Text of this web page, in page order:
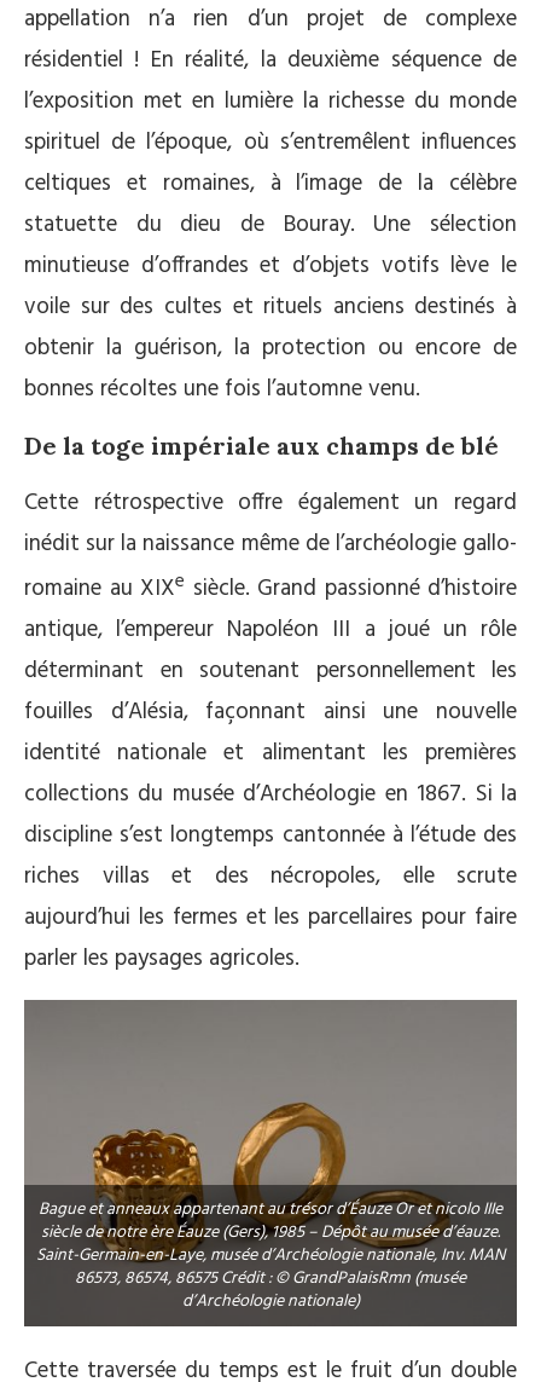
appellation n’a rien d’un projet de complexe
résidentiel ! En réalité, la deuxième séquence de
l’exposition met en lumière la richesse du monde
spirituel de l’époque, où s’entremêlent influences
celtiques et romaines, à l’image de la célèbre
statuette du dieu de Bouray. Une sélection
minutieuse d’offrandes et d’objets votifs lève le
voile sur des cultes et rituels anciens destinés à
obtenir la guérison, la protection ou encore de
bonnes récoltes une fois l’automne venu.
De la toge impériale aux champs de blé
Cette rétrospective offre également un regard
inédit sur la naissance même de l’archéologie gallo-
romaine au XIXe siècle. Grand passionné d’histoire
antique, l’empereur Napoléon III a joué un rôle
déterminant en soutenant personnellement les
fouilles d’Alésia, façonnant ainsi une nouvelle
identité nationale et alimentant les premières
collections du musée d’Archéologie en 1867. Si la
discipline s’est longtemps cantonnée à l’étude des
riches villas et des nécropoles, elle scrute
aujourd’hui les fermes et les parcellaires pour faire
parler les paysages agricoles.
Bague et anneaux appartenant au trésor d’Éauze Or et nicolo IIIe
siècle de notre ère Éauze (Gers), 1985 – Dépôt au musée d’éauze.
Saint-Germain-en-Laye, musée d’Archéologie nationale, Inv. MAN
86573, 86574, 86575 Crédit : © GrandPalaisRmn (musée
d’Archéologie nationale)
Cette traversée du temps est le fruit d’un double